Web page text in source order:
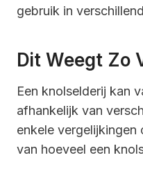
gebruik in
Dit Weegt Zo
Een knolselderij kan
afhankelijk van
enkele vergelijkingen
van hoeveel een